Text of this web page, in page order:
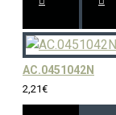
AC.0451042N
2,21€